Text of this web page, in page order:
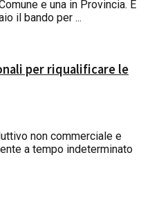
e una in Provincia. È
il bando per ...
per riqualificare le
non commerciale e
a tempo indeterminato